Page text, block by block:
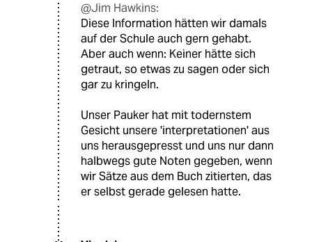
@Jim Hawkins:
Diese Information hätten wir damals
auf der Schule auch gern gehabt.
Aber auch wenn: Keiner hätte sich
getraut, so etwas zu sagen oder sich
gar zu kringeln.
Unser Pauker hat mit todernstem
Gesicht unsere 'interpretationen' aus
uns herausgepresst und uns nur dann
halbwegs gute Noten gegeben, wenn
wir Sätze aus dem Buch zitierten, das
er selbst gerade gelesen hatte.